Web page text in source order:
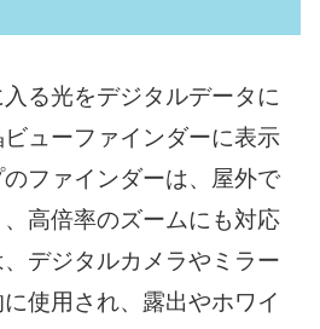
る光をデジタルデータに
ューファインダーに表示
ファインダーは、屋外で
高倍率のズームにも対応
デジタルカメラやミラー
使用され、露出やホワイ